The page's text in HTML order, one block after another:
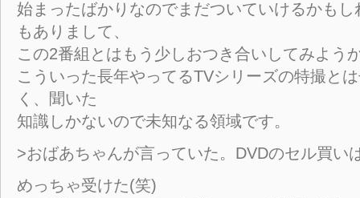
始まったばかりなのでまだついていけるかも
もありまして、
この2番組とはもう少しおつき合いしてみよう
こういった長年やってるTVシリーズの特撮と
く、聞いた
知識しかないので未知なる領域です。
>おばあちゃんが言っていた。DVDのセル買い
めっちゃ受けた(笑)